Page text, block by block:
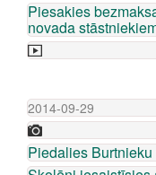
Piesakies
novada
2014-09-29
Piedalies